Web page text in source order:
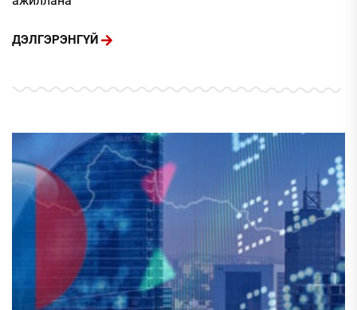
ДЭЛГЭРЭНГҮЙ